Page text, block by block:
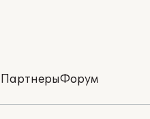
ПартнерыФорум